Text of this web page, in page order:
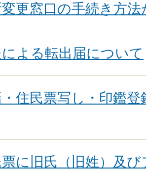
更窓口の手続き方
よる転出届について
・住民票写し・印鑑
に旧氏（旧姓）及